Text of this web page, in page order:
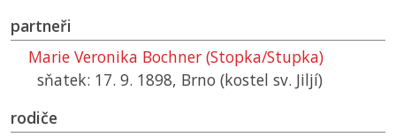
partneři
Marie Veronika Bochner (Stopka/Stupka)
sňatek: 17. 9. 1898, Brno (kostel sv. Jiljí)
rodiče